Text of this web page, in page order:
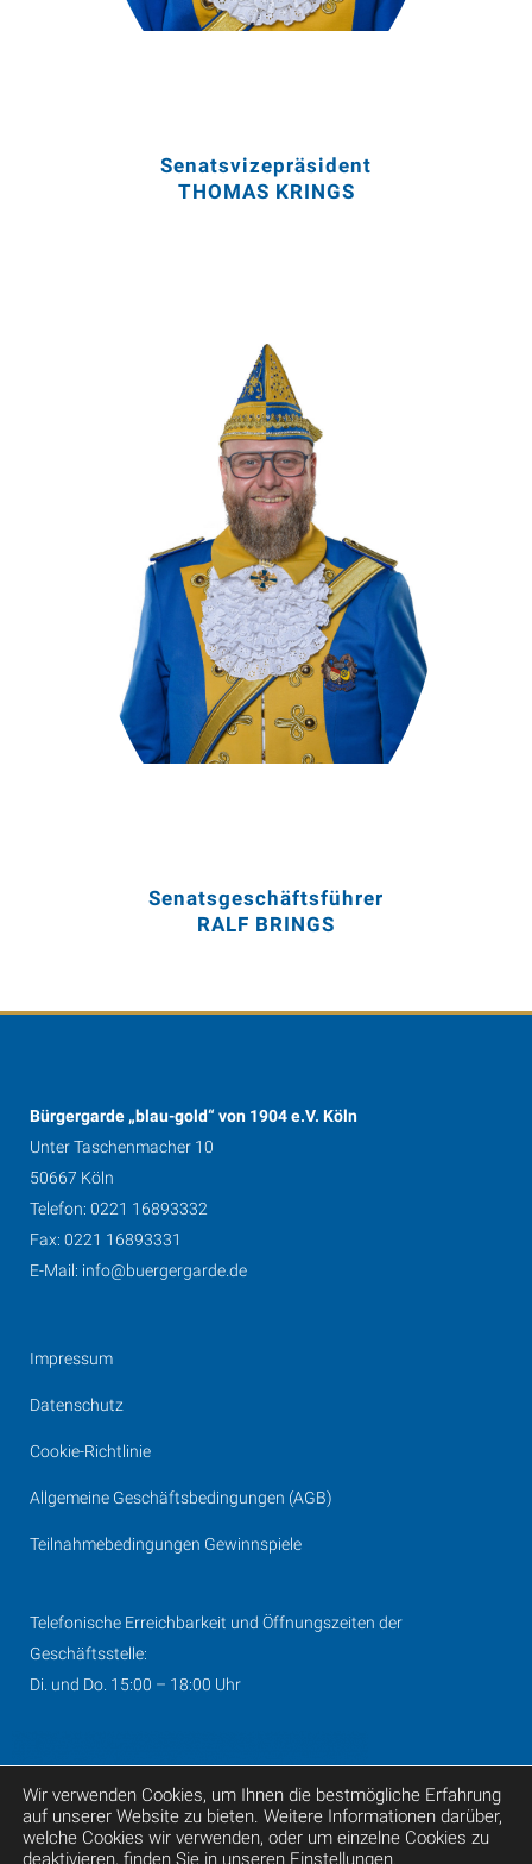
Senatsvizepräsident
THOMAS KRINGS
Mitglied seit 09/2002
Senatsgeschäftsführer seit 09/2018
Senatsgeschäftsführer
RALF BRINGS
Bürgergarde „blau-gold“ von 1904 e.V. Köln
Unter Taschenmacher 10
50667 Köln
Telefon: 0221 16893332
Fax: 0221 16893331
E-Mail: info@buergergarde.de
Impressum
Datenschutz
Cookie-Richtlinie
Allgemeine Geschäftsbedingungen (AGB)
Teilnahmebedingungen Gewinnspiele
Telefonische Erreichbarkeit und Öffnungszeiten der
Geschäftsstelle:
Di. und Do. 15:00 – 18:00 Uhr
© 2019 I-D Media AG
Wir verwenden Cookies, um Ihnen die bestmögliche Erfahrung
auf unserer Website zu bieten. Weitere Informationen darüber,
welche Cookies wir verwenden, oder um einzelne Cookies zu
deaktivieren, finden Sie in unseren Einstellungen